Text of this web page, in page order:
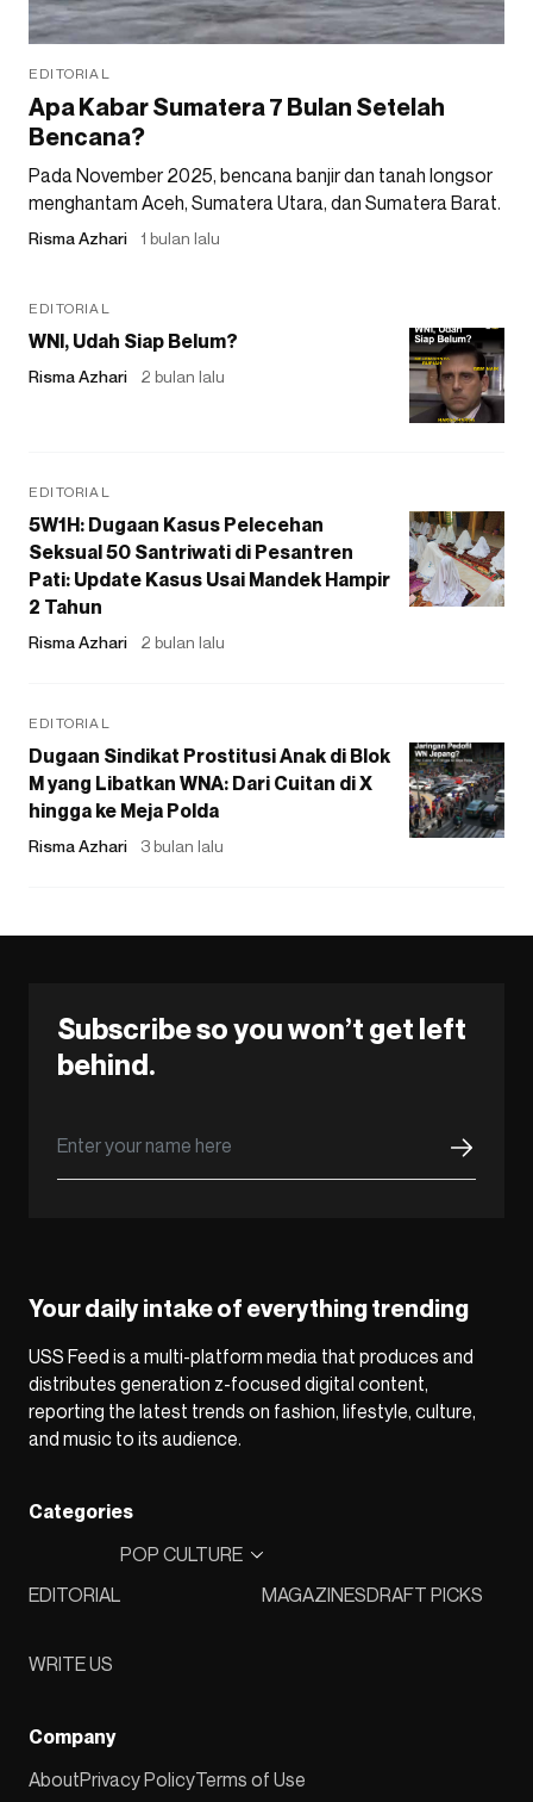
EDITORIAL
Apa Kabar Sumatera 7 Bulan Setelah
Bencana?
Pada November 2025, bencana banjir dan tanah longsor
menghantam Aceh, Sumatera Utara, dan Sumatera Barat.
Risma Azhari 1 bulan lalu
EDITORIAL
WNI, Udah Siap Belum?
Risma Azhari 2 bulan lalu
EDITORIAL
5W1H: Dugaan Kasus Pelecehan
Seksual 50 Santriwati di Pesantren
Pati: Update Kasus Usai Mandek Hampir
2 Tahun
Risma Azhari 2 bulan lalu
EDITORIAL
Dugaan Sindikat Prostitusi Anak di Blok
M yang Libatkan WNA: Dari Cuitan di X
hingga ke Meja Polda
Risma Azhari 3 bulan lalu
Subscribe so you won’t get left
behind.
Your daily intake of everything trending
USS Feed is a multi-platform media that produces and
distributes generation z-focused digital content,
reporting the latest trends on fashion, lifestyle, culture,
and music to its audience.
Categories
EDITORIAL
POP CULTURE
MAGAZINESDRAFT PICKS
WRITE US
Company
AboutPrivacy PolicyTerms of Use